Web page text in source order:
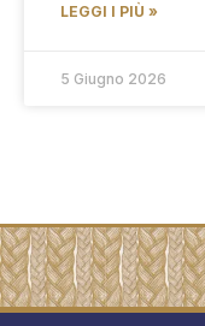
LEGGI I PIÙ »
5 Giugno 2026